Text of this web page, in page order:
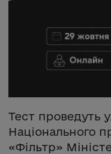
Тест проведуть
Національного
«Фільтр»